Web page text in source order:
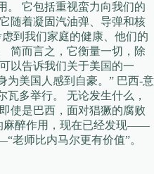
。 它包括重视蛮力向我们的
随着凝固汽油弹、导弹和核
到我们家庭的健康、他们的
简而言之，它衡量一切，除
以告诉我们关于美国的一
为美国人感到自豪。” 巴西-意
瓦多举行。 无论发生什么，
使是巴西，面对猖獗的腐败
麻醉作用，现在已经发现——
老师比内马尔更有价值”。